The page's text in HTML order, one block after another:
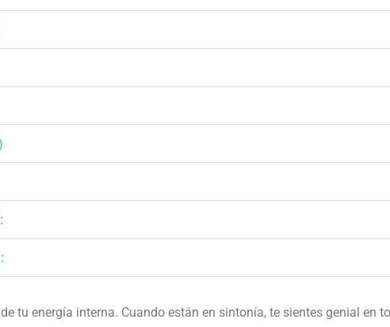
tu energía interna. Cuando están en sintonía, te sientes genial en